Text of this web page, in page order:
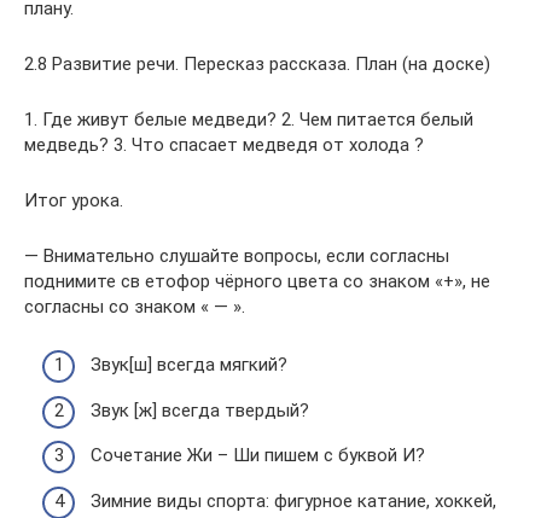
плану.
2.8 Развитие речи. Пересказ рассказа. План (на доске)
1. Где живут белые медведи? 2. Чем питается белый
медведь? 3. Что спасает медведя от холода ?
Итог урока.
— Внимательно слушайте вопросы, если согласны
поднимите св етофор чёрного цвета со знаком «+», не
согласны со знаком « — ».
Звук[ш] всегда мягкий?
Звук [ж] всегда твердый?
Сочетание Жи – Ши пишем с буквой И?
Зимние виды спорта: фигурное катание, хоккей,